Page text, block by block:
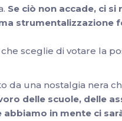
Se ciò non accade, ci si
strumentalizzazione
sceglie di votare la
una nostalgia nera
delle scuole, delle
in mente ci